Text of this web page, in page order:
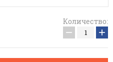
Количество:
− +